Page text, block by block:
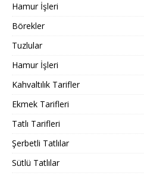
Hamur İşleri
Börekler
Tuzlular
Hamur İşleri
Kahvaltılık Tarifler
Ekmek Tarifleri
Tatlı Tarifleri
Şerbetli Tatlılar
Sütlü Tatlılar